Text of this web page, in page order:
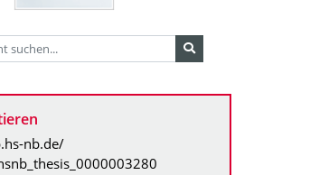
nb.de/